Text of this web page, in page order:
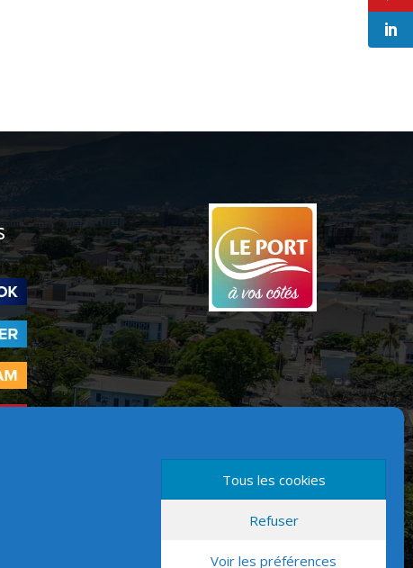
Tous les cookies
Refuser
Voir les préférences
Version mobile